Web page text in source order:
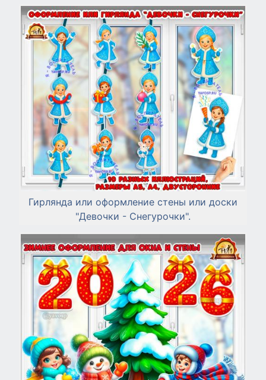
Гирлянда или оформление стены или доски
"Девочки - Снегурочки".